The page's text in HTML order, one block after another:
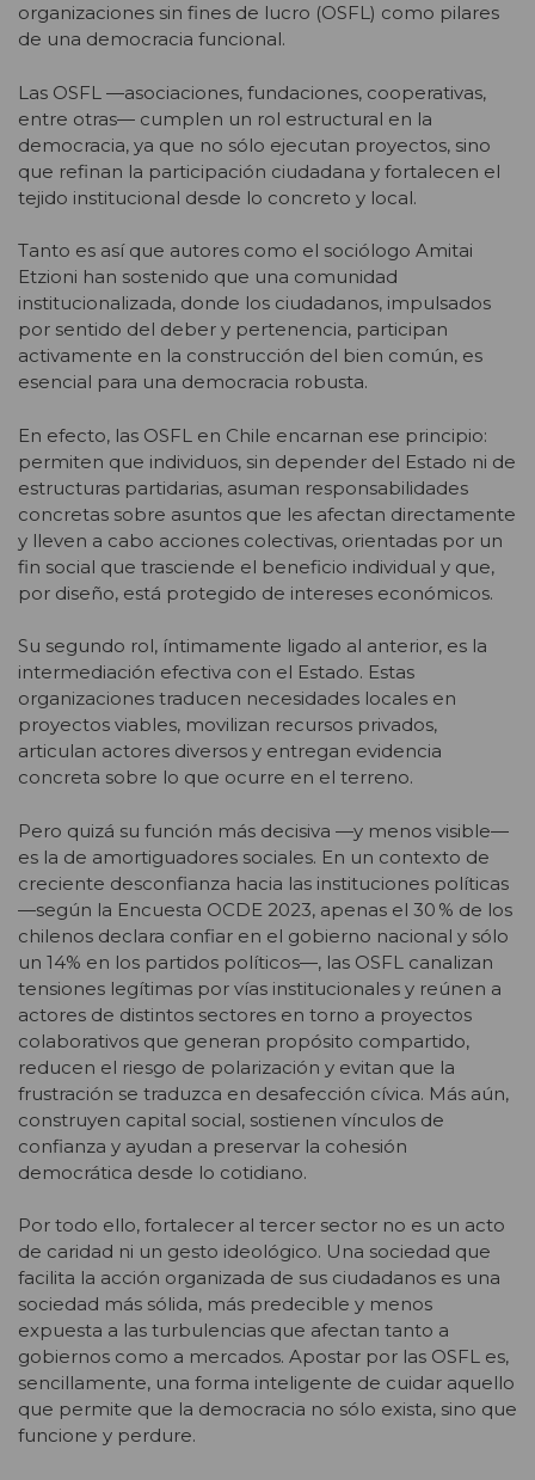
organizaciones sin fines de lucro (OSFL) como pilares
de una democracia funcional.
Las OSFL —asociaciones, fundaciones, cooperativas,
entre otras— cumplen un rol estructural en la
democracia, ya que no sólo ejecutan proyectos, sino
que refinan la participación ciudadana y fortalecen el
tejido institucional desde lo concreto y local.
Tanto es así que autores como el sociólogo Amitai
Etzioni han sostenido que una comunidad
institucionalizada, donde los ciudadanos, impulsados
por sentido del deber y pertenencia, participan
activamente en la construcción del bien común, es
esencial para una democracia robusta.
En efecto, las OSFL en Chile encarnan ese principio:
permiten que individuos, sin depender del Estado ni de
estructuras partidarias, asuman responsabilidades
concretas sobre asuntos que les afectan directamente
y lleven a cabo acciones colectivas, orientadas por un
fin social que trasciende el beneficio individual y que,
por diseño, está protegido de intereses económicos.
Su segundo rol, íntimamente ligado al anterior, es la
intermediación efectiva con el Estado. Estas
organizaciones traducen necesidades locales en
proyectos viables, movilizan recursos privados,
articulan actores diversos y entregan evidencia
concreta sobre lo que ocurre en el terreno.
Pero quizá su función más decisiva —y menos visible—
es la de amortiguadores sociales. En un contexto de
creciente desconfianza hacia las instituciones políticas
—según la Encuesta OCDE 2023, apenas el 30 % de los
chilenos declara confiar en el gobierno nacional y sólo
un 14% en los partidos políticos—, las OSFL canalizan
tensiones legítimas por vías institucionales y reúnen a
actores de distintos sectores en torno a proyectos
colaborativos que generan propósito compartido,
reducen el riesgo de polarización y evitan que la
frustración se traduzca en desafección cívica. Más aún,
construyen capital social, sostienen vínculos de
confianza y ayudan a preservar la cohesión
democrática desde lo cotidiano.
Por todo ello, fortalecer al tercer sector no es un acto
de caridad ni un gesto ideológico. Una sociedad que
facilita la acción organizada de sus ciudadanos es una
sociedad más sólida, más predecible y menos
expuesta a las turbulencias que afectan tanto a
gobiernos como a mercados. Apostar por las OSFL es,
sencillamente, una forma inteligente de cuidar aquello
que permite que la democracia no sólo exista, sino que
funcione y perdure.